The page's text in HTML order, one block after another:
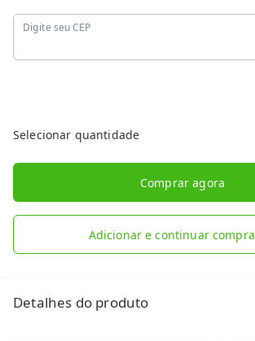
Digite seu CEP
Selecionar quantidade
Comprar agora
Adicionar e continuar
Detalhes do produto